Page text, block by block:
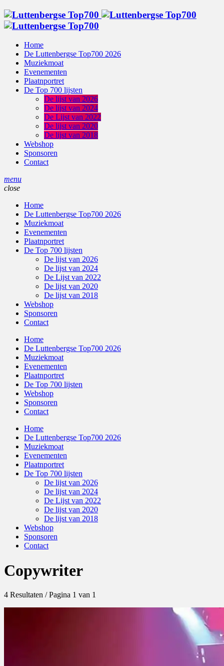
Home
De Luttenbergse Top700 2026
Muziekmoat
Evenementen
Plaatnportret
De Top 700 lijsten
De lijst van 2026
De lijst van 2024
De Lijst van 2022
De lijst van 2020
De lijst van 2018
Webshop
Sponsoren
Contact
menu
close
Home
De Luttenbergse Top700 2026
Muziekmoat
Evenementen
Plaatnportret
De Top 700 lijsten
De lijst van 2026
De lijst van 2024
De Lijst van 2022
De lijst van 2020
De lijst van 2018
Webshop
Sponsoren
Contact
Home
De Luttenbergse Top700 2026
Muziekmoat
Evenementen
Plaatnportret
De Top 700 lijsten
Webshop
Sponsoren
Contact
Home
De Luttenbergse Top700 2026
Muziekmoat
Evenementen
Plaatnportret
De Top 700 lijsten
De lijst van 2026
De lijst van 2024
De Lijst van 2022
De lijst van 2020
De lijst van 2018
Webshop
Sponsoren
Contact
Copywriter
4 Resultaten / Pagina 1 van 1